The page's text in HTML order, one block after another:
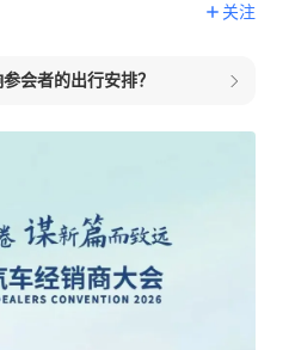
关注
会者的出行安排？